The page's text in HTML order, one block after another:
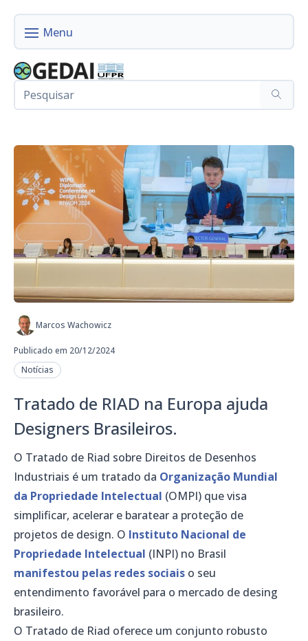
Marcos Wachowicz
Publicado em 20/12/2024
Notícias
Tratado de RIAD na Europa ajuda
Designers Brasileiros.
O Tratado de Riad sobre Direitos de Desenhos
Industriais é um tratado da Organização Mundial
da Propriedade Intelectual (OMPI) que visa
simplificar, acelerar e baratear a proteção de
projetos de design. O Instituto Nacional de
Propriedade Intelectual (INPI) no Brasil
manifestou pelas redes sociais o seu
entendimento favorável para o mercado de desing
brasileiro.
O Tratado de Riad oferece um conjunto robusto